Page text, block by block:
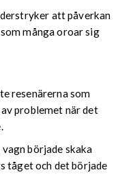
att påverkan
många oroar sig
resenärerna som
problemet när det
började skaka
tåget och det började